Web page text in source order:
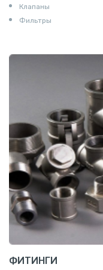
Клапаны
Фильтры
ФИТИНГИ